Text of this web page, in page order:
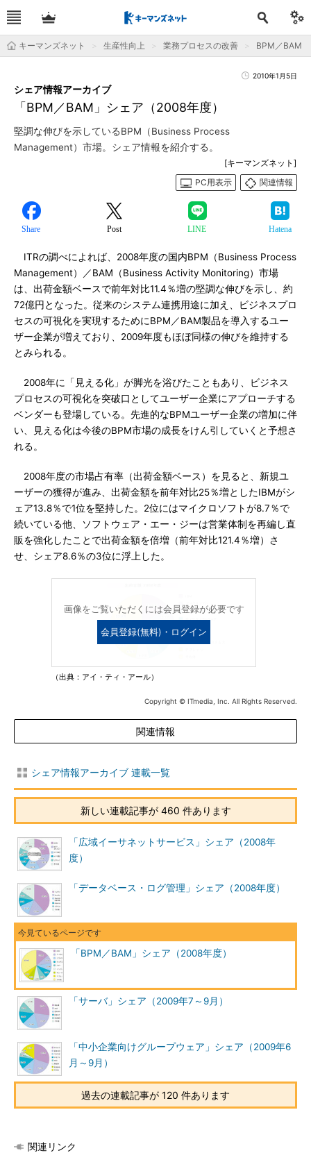
キーマンズネット 生産性向上 業務プロセスの改善 BPM／BAM
2010年1月5日
「BPM／BAM」シェア（2008年度）
シェア情報アーカイブ
堅調な伸びを示しているBPM（Business Process
Management）市場。シェア情報を紹介する。
[キーマンズネット]
PC用表示
関連情報
Share Post LINE Hatena
ITRの調べによれば、2008年度の国内BPM（Business Process
Management）／BAM（Business Activity Monitoring）市場
は、出荷金額ベースで前年対比11.4％増の堅調な伸びを示し、約
72億円となった。従来のシステム連携用途に加え、ビジネスプロ
セスの可視化を実現するためにBPM／BAM製品を導入するユー
ザー企業が増えており、2009年度もほぼ同様の伸びを維持する
とみられる。
2008年に「見える化」が脚光を浴びたこともあり、ビジネス
プロセスの可視化を突破口としてユーザー企業にアプローチする
ベンダーも登場している。先進的なBPMユーザー企業の増加に伴
い、見える化は今後のBPM市場の成長をけん引していくと予想さ
れる。
2008年度の市場占有率（出荷金額ベース）を見ると、新規ユ
ーザーの獲得が進み、出荷金額を前年対比25％増としたIBMがシ
ェア13.8％で1位を堅持した。2位にはマイクロソフトが8.7％で
続いている他、ソフトウェア・エー・ジーは営業体制を再編し直
販を強化したことで出荷金額を倍増（前年対比121.4％増）さ
せ、シェア8.6％の3位に浮上した。
画像をご覧いただくには会員登録が必要です
会員登録(無料)・ログイン
（出典：アイ・ティ・アール）
Copyright © ITmedia, Inc. All Rights Reserved.
関連情報
シェア情報アーカイブ 連載一覧
新しい連載記事が 460 件あります
「広域イーサネットサービス」シェア（2008年
度）
「データベース・ログ管理」シェア（2008年度）
「BPM／BAM」シェア（2008年度）
「サーバ」シェア（2009年7～9月）
「中小企業向けグループウェア」シェア（2009年6
月～9月）
過去の連載記事が 120 件あります
関連リンク